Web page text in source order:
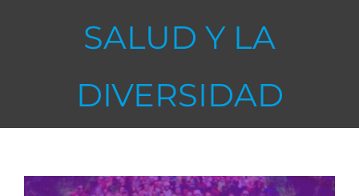
SALUD Y LA
DIVERSIDAD
View